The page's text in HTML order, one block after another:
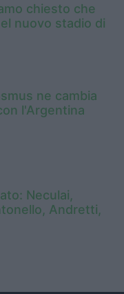
chiesto che
nuovo stadio di
ne cambia
l'Argentina
Neculai,
Andretti,